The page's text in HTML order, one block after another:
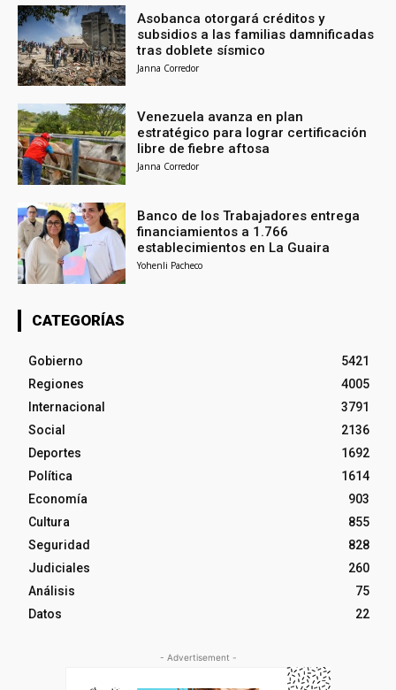
Asobanca otorgará créditos y
subsidios a las familias damnificadas
tras doblete sísmico
Janna Corredor
Venezuela avanza en plan
estratégico para lograr certificación
libre de fiebre aftosa
Janna Corredor
Banco de los Trabajadores entrega
financiamientos a 1.766
establecimientos en La Guaira
Yohenli Pacheco
CATEGORÍAS
Gobierno
5421
Regiones
4005
Internacional
3791
Social
2136
Deportes
1692
Política
1614
Economía
903
Cultura
855
Seguridad
828
Judiciales
260
Análisis
75
Datos
22
- Advertisement -